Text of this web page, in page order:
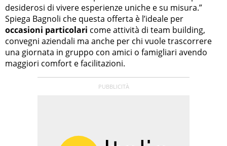
desiderosi di vivere esperienze uniche e su misura.”
Spiega Bagnoli che questa offerta è l’ideale per
occasioni particolari come attività di team building,
convegni aziendali ma anche per chi vuole trascorrere
una giornata in gruppo con amici o famigliari avendo
maggiori comfort e facilitazioni.